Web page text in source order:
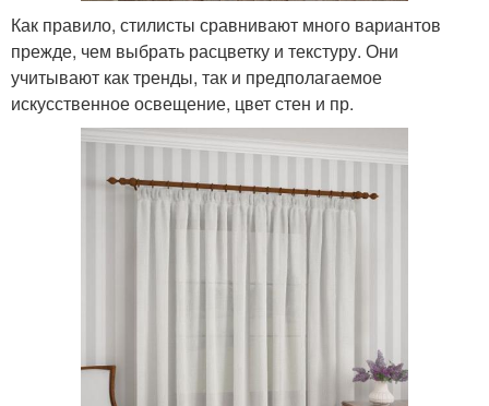
Как правило, стилисты сравнивают много вариантов
прежде, чем выбрать расцветку и текстуру. Они
учитывают как тренды, так и предполагаемое
искусственное освещение, цвет стен и пр.